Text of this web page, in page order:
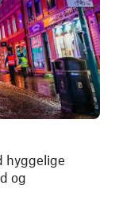
hyggelige
og